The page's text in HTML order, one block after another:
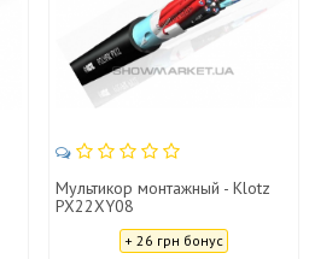
Мультикор монтажный - Klotz
PX22XY08
+ 26 грн бонус